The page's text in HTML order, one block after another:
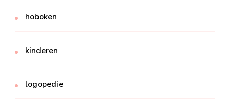
hoboken
kinderen
logopedie